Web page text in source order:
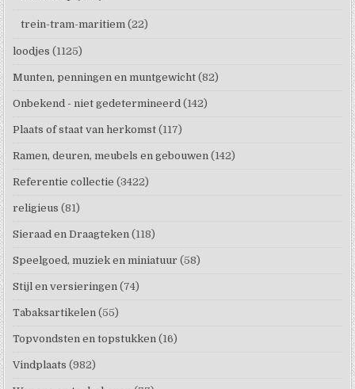
trein-tram-maritiem (22)
loodjes (1125)
Munten, penningen en muntgewicht (82)
Onbekend - niet gedetermineerd (142)
Plaats of staat van herkomst (117)
Ramen, deuren, meubels en gebouwen (142)
Referentie collectie (3422)
religieus (81)
Sieraad en Draagteken (118)
Speelgoed, muziek en miniatuur (58)
Stijl en versieringen (74)
Tabaksartikelen (55)
Topvondsten en topstukken (16)
Vindplaats (982)